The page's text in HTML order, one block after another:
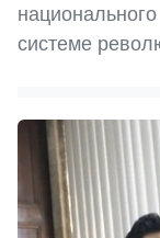
системе